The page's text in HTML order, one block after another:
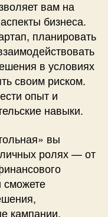
вам на
бизнеса.
планировать
в условиях
своим риском.
опыт и
навыки.
вы
ролях — от
сможете
кампании,